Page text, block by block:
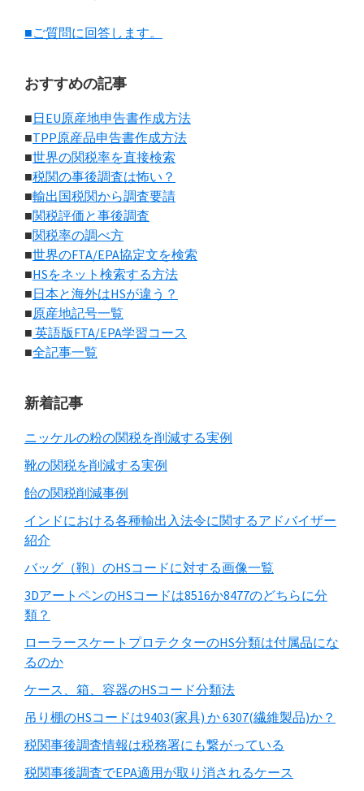
■ご質問に回答します。
おすすめの記事
■日EU原産地申告書作成方法
■TPP原産品申告書作成方法
■世界の関税率を直接検索
■税関の事後調査は怖い？
■輸出国税関から調査要請
■関税評価と事後調査
■関税率の調べ方
■世界のFTA/EPA協定文を検索
■HSをネット検索する方法
■日本と海外はHSが違う？
■原産地記号一覧
■ 英語版FTA/EPA学習コース
■全記事一覧
新着記事
ニッケルの粉の関税を削減する実例
靴の関税を削減する実例
飴の関税削減事例
インドにおける各種輸出入法令に関するアドバイザー
紹介
バッグ（鞄）のHSコードに対する画像一覧
3DアートペンのHSコードは8516か8477のどちらに分
類？
ローラースケートプロテクターのHS分類は付属品にな
るのか
ケース、箱、容器のHSコード分類法
吊り棚のHSコードは9403(家具) か 6307(繊維製品)か？
税関事後調査情報は税務署にも繋がっている
税関事後調査でEPA適用が取り消されるケース